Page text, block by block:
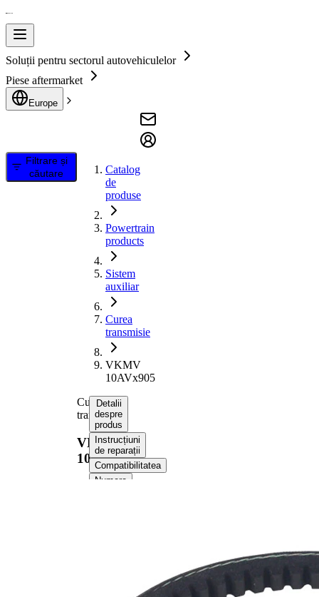
Soluții pentru sectorul autovehiculelor
Piese aftermarket
Europe
Filtrare și
căutare
Catalog
de
produse
Powertrain
products
Sistem
auxiliar
Curea
transmisie
VKMV
10AVx905
Curea
transmisie
VKMV
10AVx905
Detalii
despre
produs
Instrucțiuni
de reparații
Compatibilitatea
Numere
905 mm
10 mm